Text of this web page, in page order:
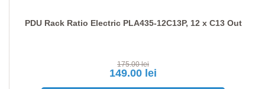
PDU Rack Ratio Electric PLA435-12C13P, 12 x C13 Out
175.00 lei
149.00 lei